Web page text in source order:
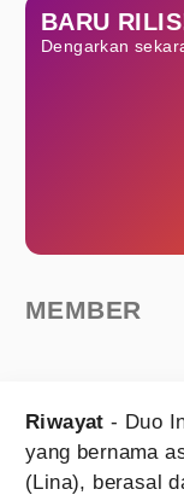
BARU
Dengarkan
MEMBER
Riwayat - Duo
yang bernama
(Lina), berasal